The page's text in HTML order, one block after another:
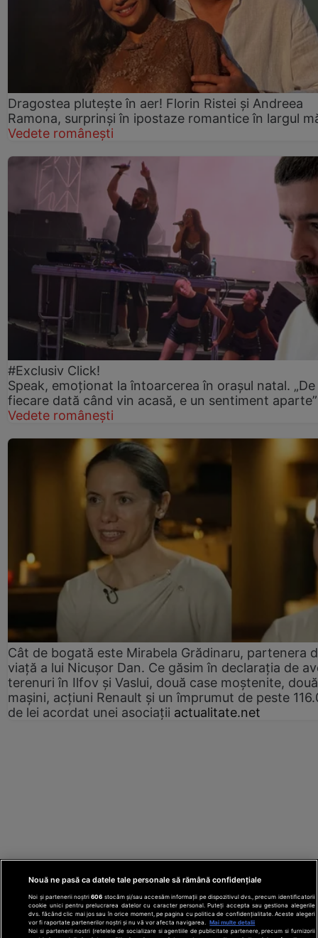
Dragostea plutește în aer! Florin Ristei și Andreea
Ramona, surprinși în ipostaze romantice în largul
Vedete românești
#Exclusiv Click!
Speak, emoționat la întoarcerea în orașul natal. „De
fiecare dată când vin acasă, e un sentiment aparte”
Vedete românești
Cât de bogată este Mirabela Grădinaru, partenera
viață a lui Nicușor Dan. Ce găsim în declarația de
terenuri în Ilfov și Vaslui, două case moștenite, două
mașini, acțiuni Renault și un împrumut de peste
de lei acordat unei asociații actualitate.net
Nouă ne pasă ca datele tale personale să rămână confidențiale
Noi și partenerii noștri606 stocăm și/sau accesăm informații pe dispozitivul dvs., precum identificatorii
cookie unici pentru prelucrarea datelor cu caracter personal. Puteți accepta sau gestiona alegerile
dvs. făcând clic mai jos sau în orice moment, pe pagina cu politica de confidențialitate. Aceste alegeri
vor fi raportate partenerilor noștri și nu vă vor afecta navigarea.
Mai multe detalii
Noi si partenerii nostri (retelele de socializare si agentiile de publicitate partenere, precum si furnizorii